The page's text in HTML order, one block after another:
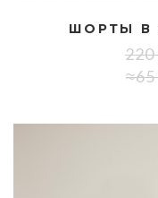
ШОРТЫ В
220
≈65